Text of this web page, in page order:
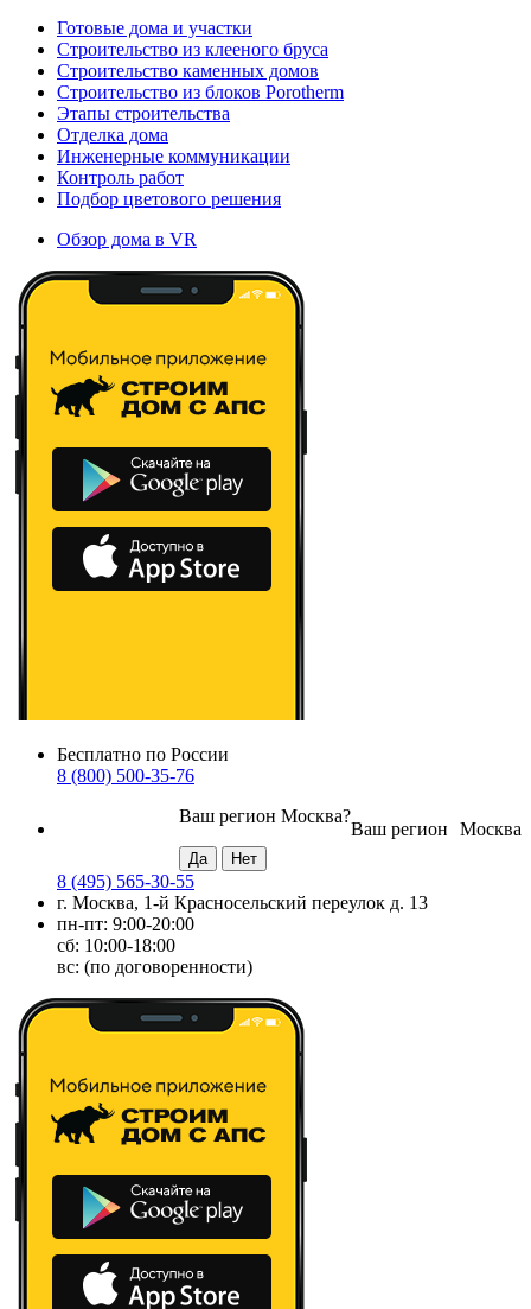
Готовые дома и участки
Строительство из клееного бруса
Строительство каменных домов
Строительство из блоков Porotherm
Этапы строительства
Отделка дома
Инженерные коммуникации
Контроль работ
Подбор цветового решения
Обзор дома в VR
Бесплатно по России
8 (800) 500-35-76
Москва
Ваш регион
Ваш регион Москва?
8 (495) 565-30-55
г. Москва, 1-й Красносельский переулок д. 13
пн-пт: 9:00-20:00
сб: 10:00-18:00
вс: (по договоренности)